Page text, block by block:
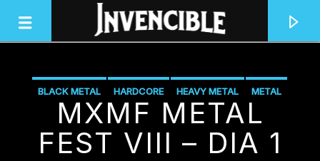
INVENCIBLE RADIO
JUNTOS SOMOS INVENCIBLES
BLACK METAL HARDCORE HEAVY METAL METAL
METAL SINFONICO NEW METAL POWER METAL
PROGRESIVO ROCK STONER TRASH METAL
MXMF METAL
FEST VIII – DIA 1